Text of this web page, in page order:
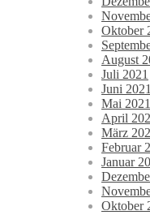
Oktober
August
Juli 2021
Juni 2021
Mai 2021
April
März
Februar
Januar
Oktober